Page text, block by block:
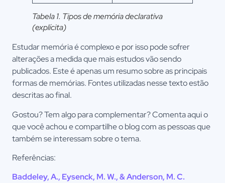
Tabela 1. Tipos de memória declarativa
(explícita)
Estudar memória é complexo e por isso pode sofrer
alterações a medida que mais estudos vão sendo
publicados. Este é apenas um resumo sobre as principais
formas de memórias. Fontes utilizadas nesse texto estão
descritas ao final.
Gostou? Tem algo para complementar? Comenta aqui o
que você achou e compartilhe o blog com as pessoas que
também se interessam sobre o tema.
Referências:
Baddeley, A., Eysenck, M. W., & Anderson, M. C.